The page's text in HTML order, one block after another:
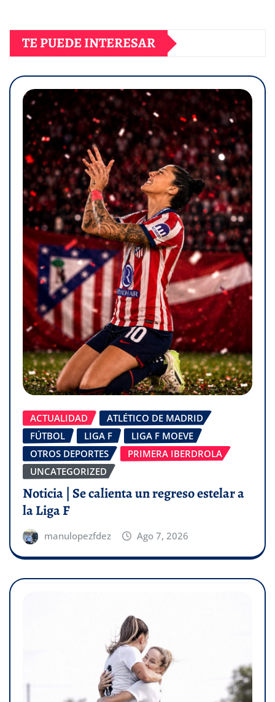
TE PUEDE INTERESAR
ACTUALIDAD
ATLÉTICO DE MADRID
FÚTBOL
LIGA F
LIGA F MOEVE
OTROS DEPORTES
PRIMERA IBERDROLA
UNCATEGORIZED
Noticia | Se calienta un regreso estelar a
la Liga F
manulopezfdez Ago 7, 2026